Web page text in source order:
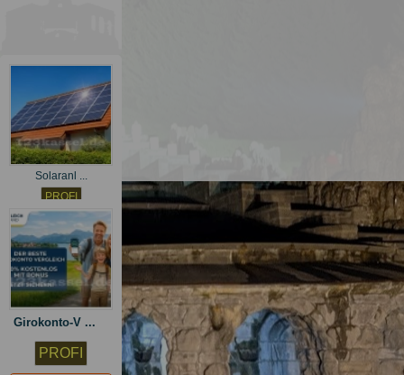
Solaranl ...
PROFI
Preis
Kostenlos
Girokonto-V ...
PROFI